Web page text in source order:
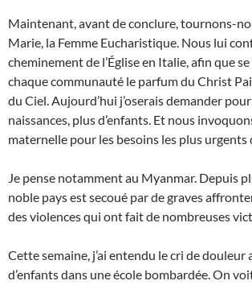
Maintenant, avant de conclure, tournons-
Marie, la Femme Eucharistique. Nous lui
cheminement de l’Église en Italie, afin que
chaque communauté le parfum du Christ
du Ciel. Aujourd’hui j’oserais demander
naissances, plus d’enfants. Et nous
maternelle pour les besoins les plus urgents
Je pense notamment au Myanmar. Depuis
noble pays est secoué par de graves
des violences qui ont fait de nombreuses
Cette semaine, j’ai entendu le cri de douleur
d’enfants dans une école bombardée. On